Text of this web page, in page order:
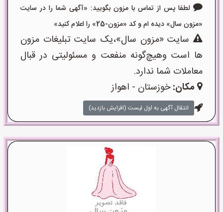
لطفا پس از تماس با مزون بگویید: «آگهی شما را در سایت
«مزون سال» دیده ام و کد «مزون-25» را اعلام کنید»
سایت «مزون سال»،یک سایت تبلیغات مزون
ها است وهیچ‌گونه منفعت و مسئولیتی در قبال
معاملات شما ندارد.
مکان:خوزستان - اهواز
انتقال آگهی به اول لیست (افزایش بازدید)